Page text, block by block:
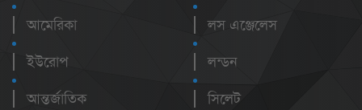
আমেরিকা
ইউরোপ
আন্তর্জাতিক
লস এঞ্জেলেস
লন্ডন
সিলেট